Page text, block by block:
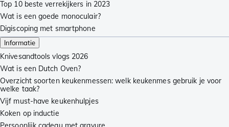
Top 10 beste verrekijkers in 2023
Wat is een goede monoculair?
Digiscoping met smartphone
Informatie
Knivesandtools vlogs 2026
Wat is een Dutch Oven?
Overzicht soorten keukenmessen: welk keukenmes gebruik je voor
welke taak?
Vijf must-have keukenhulpjes
Koken op inductie